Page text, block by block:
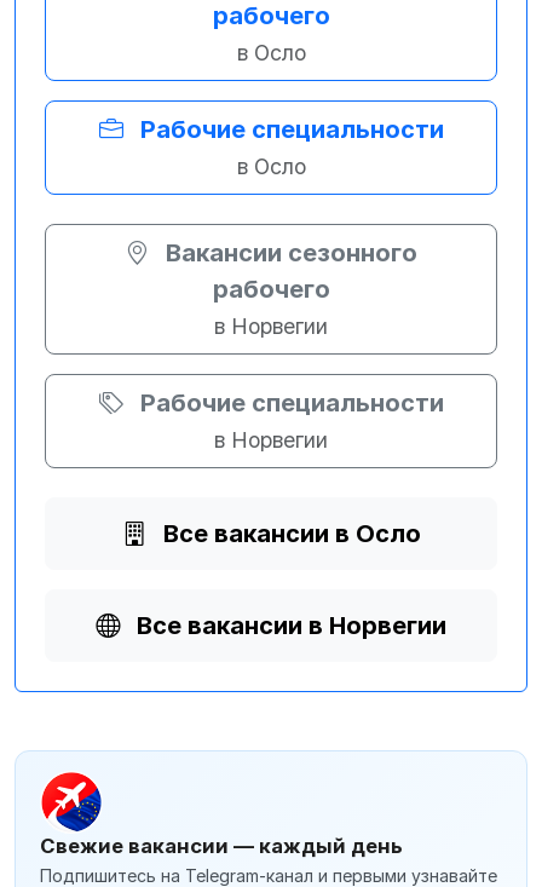
рабочего
в Осло
Рабочие специальности
в Осло
Вакансии сезонного
рабочего
в Норвегии
Рабочие специальности
в Норвегии
Все вакансии в Осло
Все вакансии в Норвегии
Свежие вакансии — каждый день
Подпишитесь на Telegram-канал и первыми узнавайте